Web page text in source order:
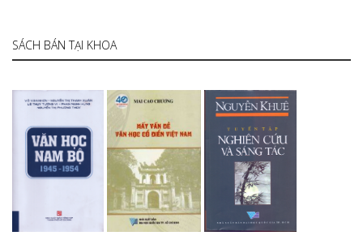
SÁCH BÁN TẠI KHOA